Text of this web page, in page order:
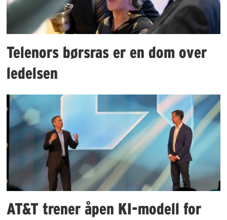
Telenors børsras er en dom over
ledelsen
AT&T trener åpen KI-modell for